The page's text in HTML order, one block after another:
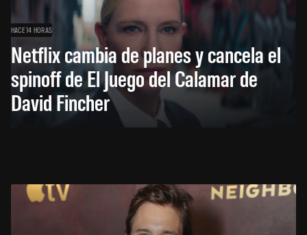
HACE 14 HORAS
Netflix cambia de planes y cancela el
spinoff de El Juego del Calamar de
David Fincher